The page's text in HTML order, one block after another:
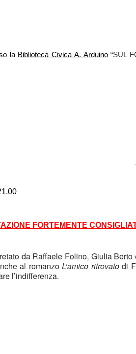
la Biblioteca Civica A. Arduino “SUL
FORTEMENTE
da Raffaele Folino, Giulia Berto
al romanzo L’amico ritrovato di
l’indifferenza.